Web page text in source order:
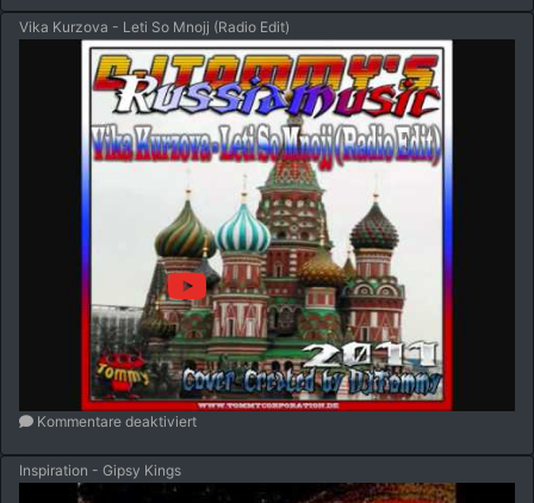
Vika Kurzova - Leti So Mnojj (Radio Edit)
Kommentare deaktiviert
Inspiration - Gipsy Kings